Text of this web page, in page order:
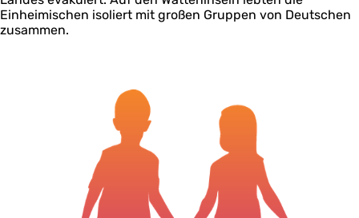
Einheimischen isoliert mit großen Gruppen von Deutschen
zusammen.